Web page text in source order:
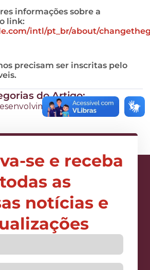
informações sobre a
link:
intl/pt_br/about/
precisam ser inscritas pelo
do Artigo:
de Sistemas
se e receba
todas as
notícias e